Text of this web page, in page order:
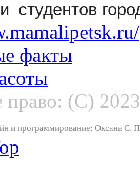
студентов
факты
право: (С)
и программирование: Оксана С.